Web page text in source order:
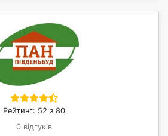
Рейтинг: 52 з 80
0 відгуків